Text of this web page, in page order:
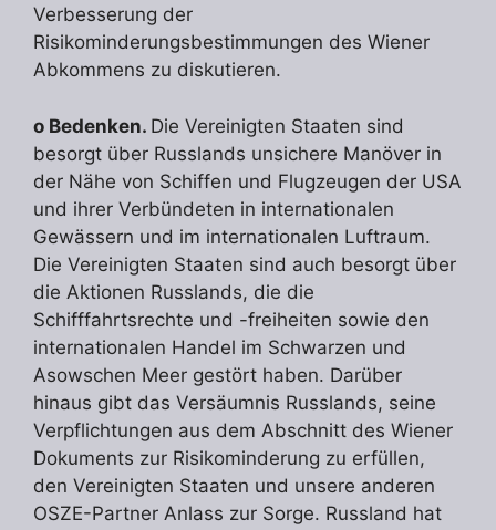
Verbesserung der
Risikominderungsbestimmungen des Wiener
Abkommens zu diskutieren.
o Bedenken. Die Vereinigten Staaten sind
besorgt über Russlands unsichere Manöver in
der Nähe von Schiffen und Flugzeugen der USA
und ihrer Verbündeten in internationalen
Gewässern und im internationalen Luftraum.
Die Vereinigten Staaten sind auch besorgt über
die Aktionen Russlands, die die
Schifffahrtsrechte und -freiheiten sowie den
internationalen Handel im Schwarzen und
Asowschen Meer gestört haben. Darüber
hinaus gibt das Versäumnis Russlands, seine
Verpflichtungen aus dem Abschnitt des Wiener
Dokuments zur Risikominderung zu erfüllen,
den Vereinigten Staaten und unsere anderen
OSZE-Partner Anlass zur Sorge. Russland hat